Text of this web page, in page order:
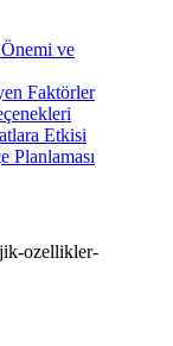
ve
Faktörler
Etkisi
Planlaması
ozellikler-